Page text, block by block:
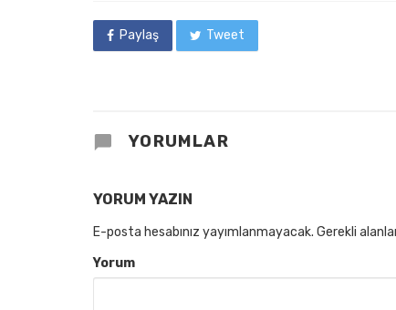
Paylaş Tweet
YORUMLAR
YORUM YAZIN
E-posta hesabınız yayımlanmayacak. Gerekli
Yorum